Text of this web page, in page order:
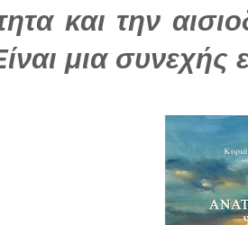
και την
μια